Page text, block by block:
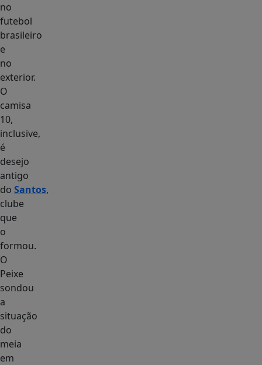
no
futebol
brasileiro
e
no
exterior.
O
camisa
10,
inclusive,
é
desejo
antigo
do Santos,
clube
que
o
formou.
O
Peixe
sondou
a
situação
do
meia
em